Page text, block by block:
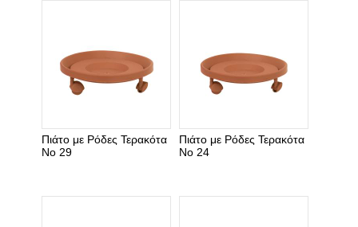
Πιάτο με Ρόδες Τερακότα
Νο 29
Πιάτο με Ρόδες Τερακότα
Νο 24